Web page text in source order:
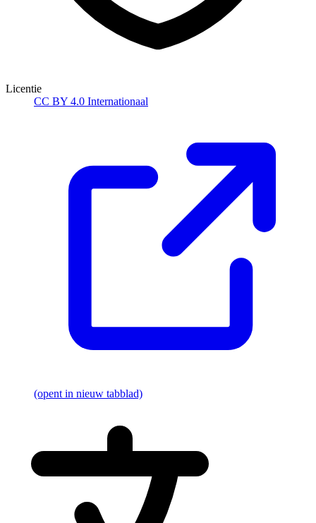
Licentie
CC BY 4.0 Internationaal
(opent in nieuw tabblad)